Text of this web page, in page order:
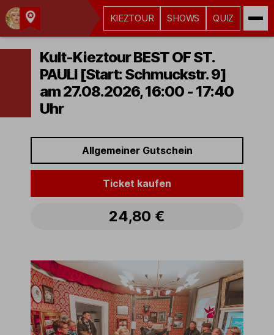
Kult-
Kieztouren
Hamburg
KIEZTOUR SHOWS QUIZ
Kult-Kieztour BEST OF ST.
PAULI [Start: Schmuckstr. 9]
am 27.08.2026, 16:00 - 17:40
Uhr
Allgemeiner Gutschein
Ticket kaufen
24,80 €